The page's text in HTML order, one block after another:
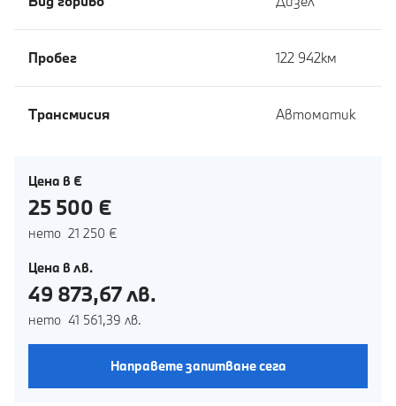
Пробег 122 942км
Tрансмисия Автоматик
Цена в €
25 500 €
нето 21 250 €
Цена в лв.
49 873,67 лв.
нето 41 561,39 лв.
Направете запитване сега